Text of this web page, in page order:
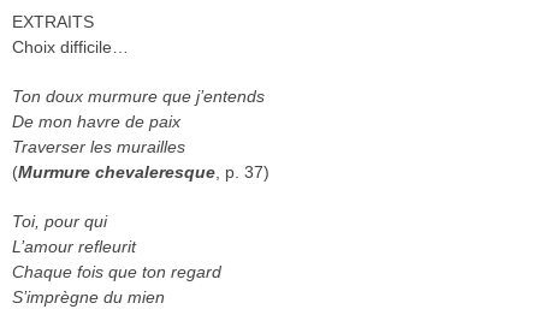
EXTRAITS
Choix difficile…
Ton doux murmure que j’entends
De mon havre de paix
Traverser les murailles
(Murmure chevaleresque , p. 37)
Toi, pour qui
L’amour refleurit
Chaque fois que ton regard
S’imprègne du mien